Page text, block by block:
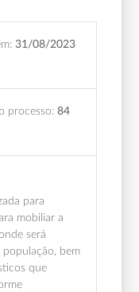
31/08/2023
processo: 84
para
mobiliar a
será
bem
que